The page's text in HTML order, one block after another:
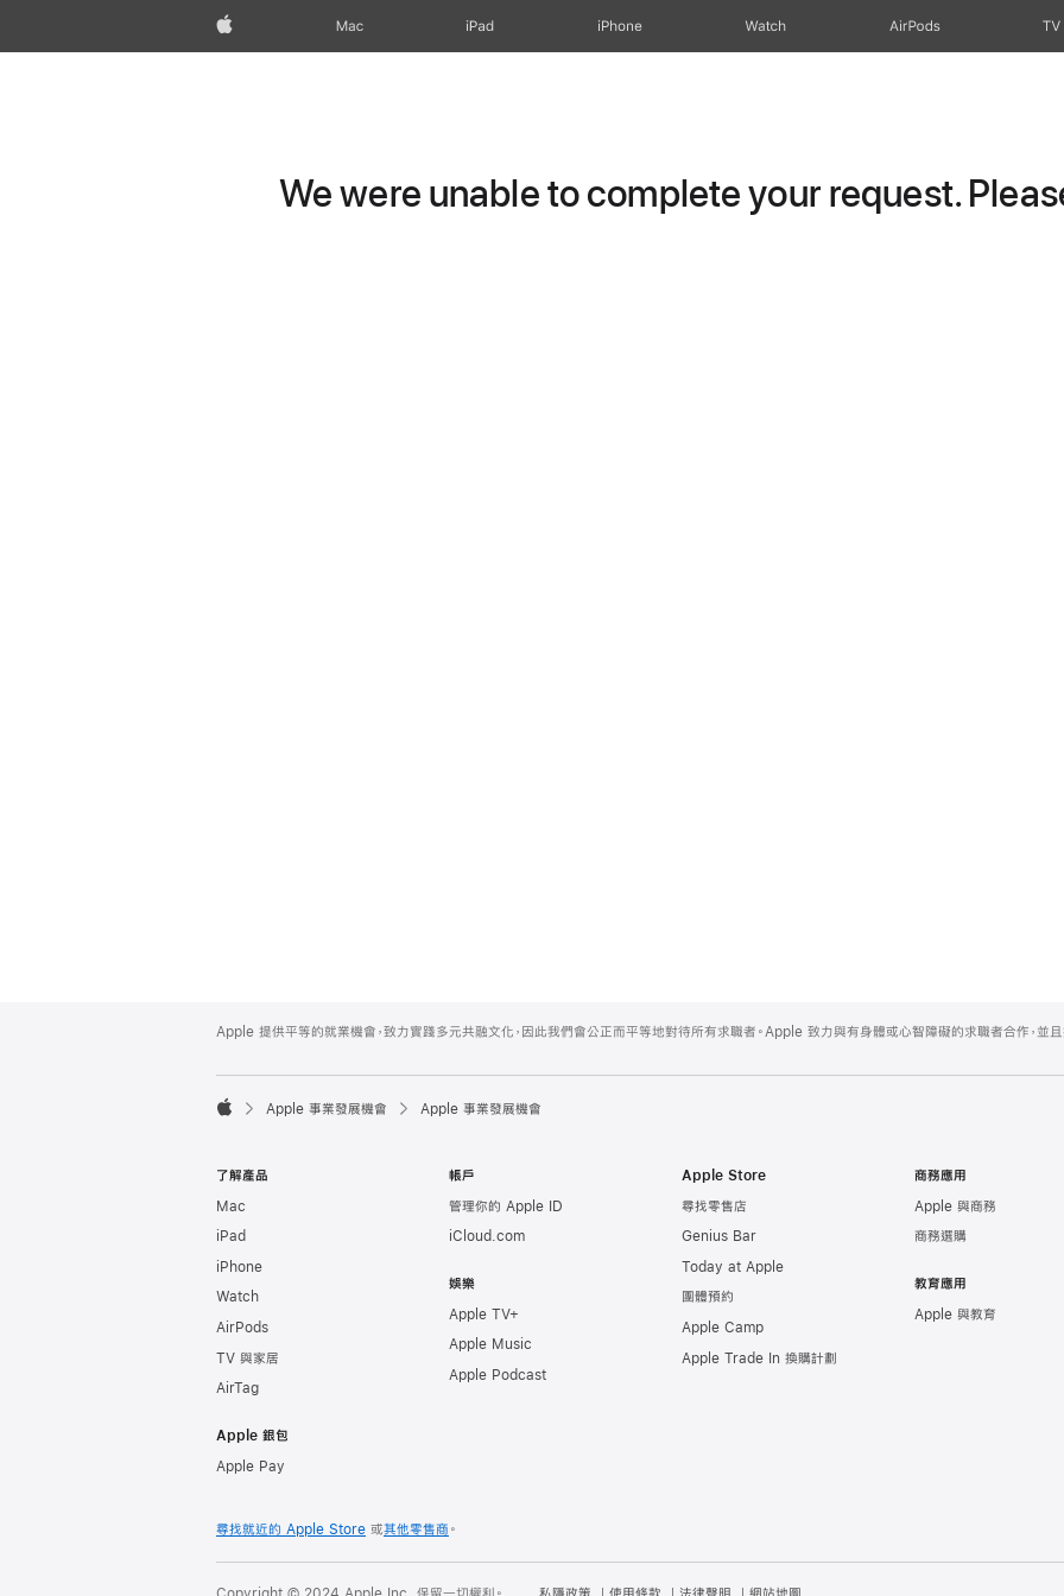
Apple Mac iPad iPhone Watch AirPods TV
We were unable to complete your request.
Footer
Apple 提供平等的就業機會，致力實踐多元共融文化，因此我們會公正而平等地對待所有求職者。Apple 致力與有身體或心智障礙的求職者合作，並且

Apple 事業發展機會 Apple 事業發展機會
了解產品
Mac
iPad
iPhone
Watch
AirPods
TV 與家居
AirTag
Apple 銀包
Apple Pay
帳戶
管理你的 Apple ID
iCloud.com
娛樂
Apple TV+
Apple Music
Apple Podcast
Apple Store
尋找零售店
Genius Bar
Today at Apple
團體預約
Apple Camp
Apple Trade In 換購計劃
商務應用
Apple 與商務
商務選購
教育應用
Apple 與教育
尋找就近的 Apple Store 或其他零售商 。